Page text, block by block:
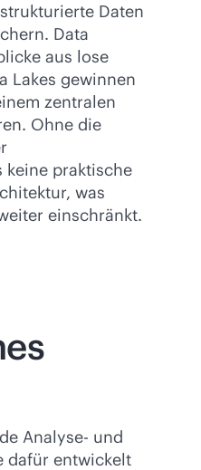
Daten
Data
aus lose
Lakes gewinnen
zentralen
Ohne die
keine praktische
was
einschränkt.
Analyse- und
dafür entwickelt